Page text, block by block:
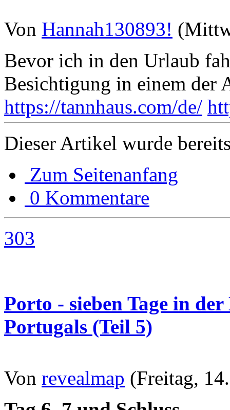
Von Hannah130893!
Bevor ich in den Urlaub
Besichtigung in einem der
https://tannhaus.com/de/
Dieser Artikel wurde
Zum Seitenanfang
0 Kommentare
303
Porto - sieben Tage in
Portugals (Teil 5)
Von revealmap (Freitag,